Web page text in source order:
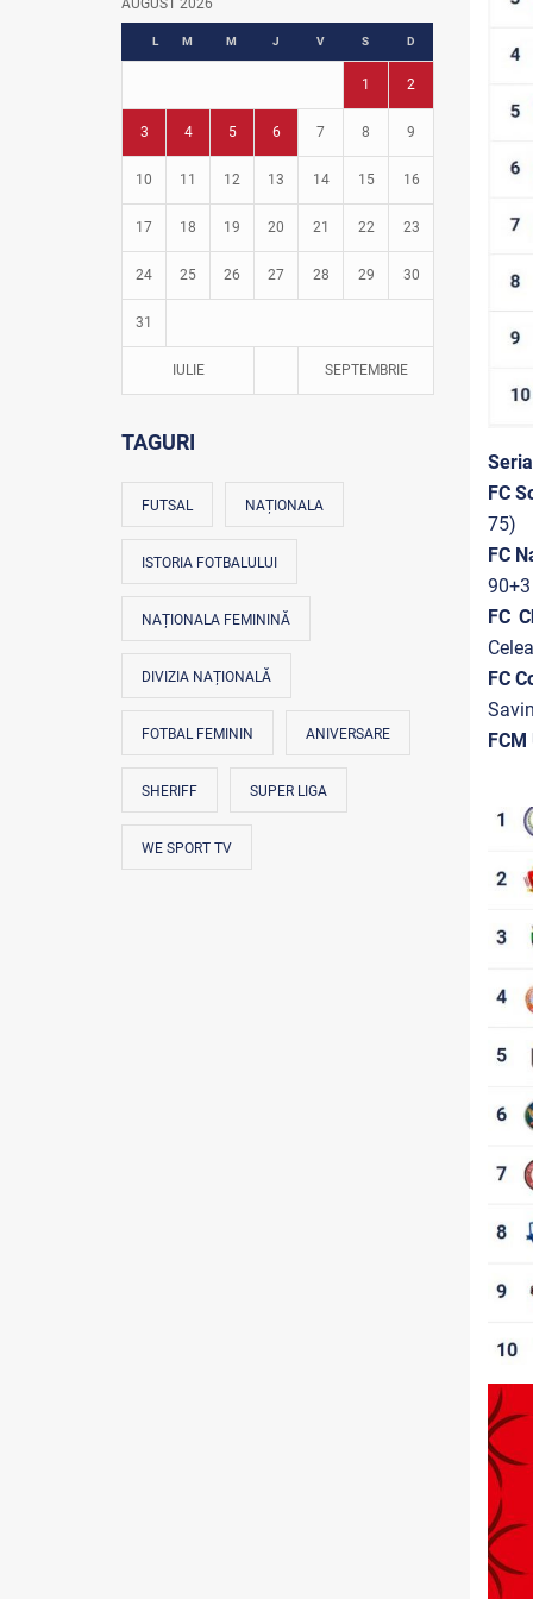
Fotbal în grădinițe
AUGUST 2026
L M M J V S D
1 2
3 4 5 6 7 8 9
10 11 12 13 14 15 16
17 18 19 20 21 22 23
24 25 26 27 28 29 30
31
IULIE SEPTEMBRIE
TAGURI
FUTSAL NAȚIONALA
ISTORIA FOTBALULUI
NAȚIONALA FEMININĂ
DIVIZIA NAȚIONALĂ
FOTBAL FEMININ ANIVERSARE
SHERIFF SUPER LIGA
WE SPORT TV
FC
75)
FC
FC
FC